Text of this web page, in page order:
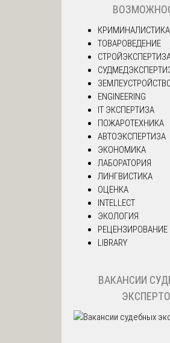
КРИМИНАЛИСТИКА
ТОВАРОВЕДЕНИЕ
ENGINEERING
IT ЭКСПЕРТИЗА
ПОЖАРОТЕХНИКА
АВТОЭКСПЕРТИЗА
ЭКОНОМИКА
ЛАБОРАТОРИЯ
ЛИНГВИСТИКА
ОЦЕНКА
INTELLECT
ЭКОЛОГИЯ
РЕЦЕНЗИРОВАНИЕ
LIBRARY
ВАКАНСИИ